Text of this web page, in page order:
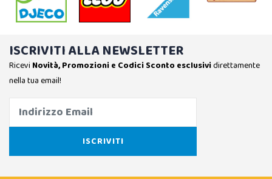
ISCRIVITI ALLA NEWSLETTER
Ricevi Novità, Promozioni e Codici Sconto esclusividirettamente
nella tua email!